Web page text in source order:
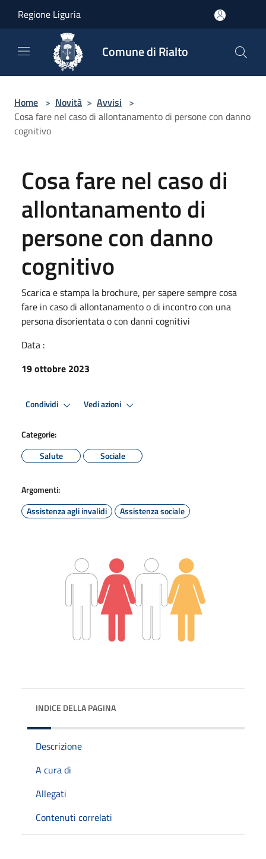
Regione Liguria
Comune di Rialto
Home > Novità > Avvisi >
Cosa fare nel caso di allontanamento di persone con danno
cognitivo
Cosa fare nel caso di
allontanamento di
persone con danno
cognitivo
Scarica e stampa la brochure, per sapere sempre cosa
fare in caso di allontanamento o di incontro con una
persona disorientata o con danni cognitivi
Data :
19 ottobre 2023
Condividi Vedi azioni
Categorie:
Salute
Sociale
Argomenti:
Assistenza agli invalidi
Assistenza sociale
INDICE DELLA PAGINA
Descrizione
A cura di
Allegati
Contenuti correlati